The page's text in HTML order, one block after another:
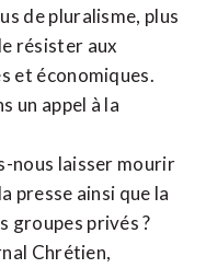
de pluralisme, plus
résister aux
et économiques.
un appel à la
nous laisser mourir
presse ainsi que la
groupes privés ?
Chrétien,